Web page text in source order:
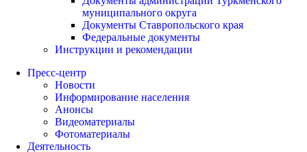
муниципального округа
Документы Ставропольского края
Федеральные документы
Инструкции и рекомендации
Пресс-центр
Новости
Информирование населения
Анонсы
Видеоматериалы
Фотоматериалы
Деятельность